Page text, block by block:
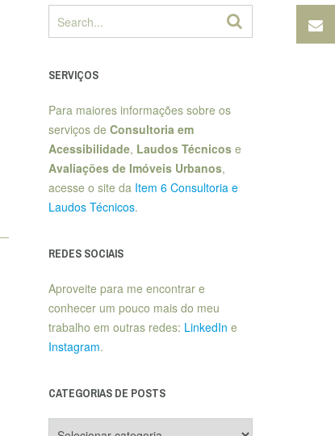
SERVIÇOS
Para maiores informações sobre os
serviços de Consultoria em
Acessibilidade, Laudos Técnicose
Avaliações de Imóveis Urbanos,
acesse o site da Item 6 Consultoria e
Laudos Técnicos.
REDES SOCIAIS
Aproveite para me encontrar e
conhecer um pouco mais do meu
trabalho em outras redes: LinkedIn e
Instagram.
CATEGORIAS DE POSTS